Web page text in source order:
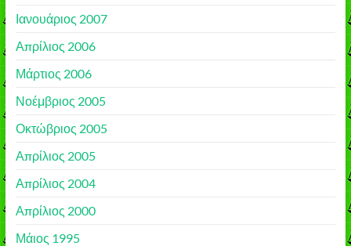
Ιανουάριος 2007
Απρίλιος 2006
Μάρτιος 2006
Νοέμβριος 2005
Οκτώβριος 2005
Απρίλιος 2005
Απρίλιος 2004
Απρίλιος 2000
Μάιος 1995